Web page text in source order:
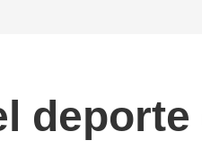
deporte